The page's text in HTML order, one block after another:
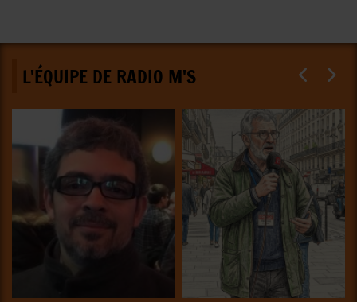
L'ÉQUIPE DE RADIO M'S